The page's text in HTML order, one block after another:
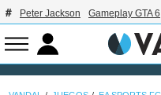
Peter Jackson Gameplay GTA 6